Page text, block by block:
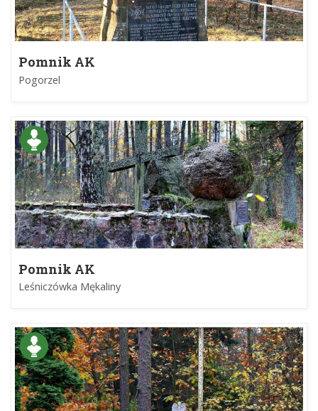
Pomnik AK
Pogorzel
Pomnik AK
Leśniczówka Mękaliny